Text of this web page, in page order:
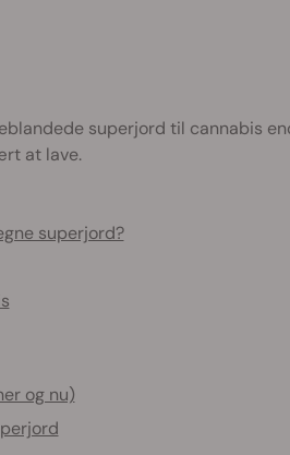
superjord til cannabis
at lave.
superjord?
og nu)